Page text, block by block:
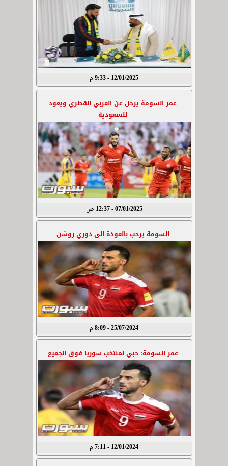
12/01/2025 - 9:33 م
عمر السومة يرحل عن العربي القطري ويعود
للسعودية
07/01/2025 - 12:37 ص
السومة يرحب بالعودة إلى دوري روشن
25/07/2024 - 8:09 م
عمر السومة: حبي لمنتخب سوريا فوق الجميع
12/01/2024 - 7:11 م